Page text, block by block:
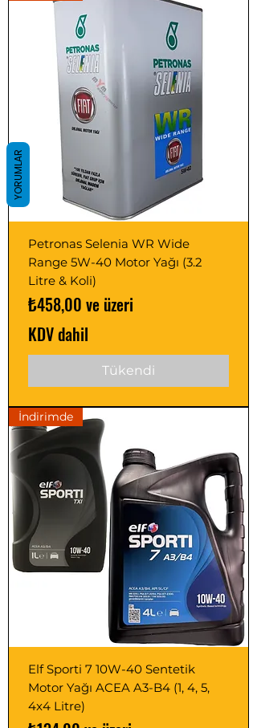
Petronas Selenia WR Wide
Range 5W-40 Motor Yağı (3.2
Litre & Koli)
₺458,00 ve üzeri
İndirimli Fiyat
KDV dahil
Tükendi
İndirimde
Elf Sporti 7 10W-40 Sentetik
Motor Yağı ACEA A3-B4 (1, 4, 5,
4x4 Litre)
YORUMLAR